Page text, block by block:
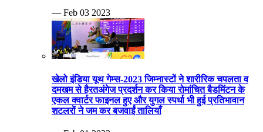
— Feb 03 2023
खेलो इंडिया यूथ गेम्स-2023 जिम्नास्टों ने शारीरिक चपलता व
दमखम से हैरतअंगेज प्रदर्शन कर किया रोमांचित बैडमिंटन के
एकल क्वार्टर फाइनल हुए और युगल स्पर्धा भी हुई प्रतिभावान
शटलरों ने जम कर बजवाईं तालियाँ